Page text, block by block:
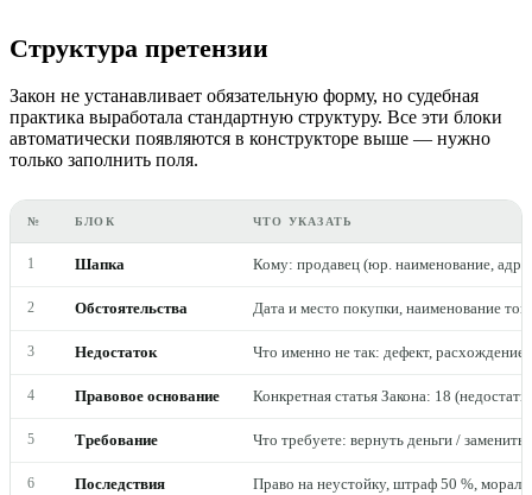
Структура претензии
Закон не устанавливает обязательную форму, но судебная
практика выработала стандартную структуру. Все эти блоки
автоматически появляются в конструкторе выше — нужно
только заполнить поля.
№ БЛОК ЧТО УКАЗАТЬ
1 Шапка Кому: продавец (юр. наименование,
2 Обстоятельства Дата и место покупки, наименование
3 Недостаток Что именно не так: дефект,
4 Правовое основание Конкретная статья Закона: 18
5 Требование Что требуете: вернуть деньги /
6 Последствия Право на неустойку, штраф 50 %,